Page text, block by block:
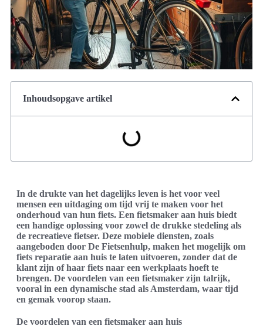
Inhoudsopgave artikel
In de drukte van het dagelijks leven is het voor veel
mensen een uitdaging om tijd vrij te maken voor het
onderhoud van hun fiets. Een fietsmaker aan huis biedt
een handige oplossing voor zowel de drukke stedeling als
de recreatieve fietser. Deze mobiele diensten, zoals
aangeboden door De Fietsenhulp, maken het mogelijk om
fiets reparatie aan huis te laten uitvoeren, zonder dat de
klant zijn of haar fiets naar een werkplaats hoeft te
brengen. De voordelen van een fietsmaker zijn talrijk,
vooral in een dynamische stad als Amsterdam, waar tijd
en gemak voorop staan.
De voordelen van een fietsmaker aan huis